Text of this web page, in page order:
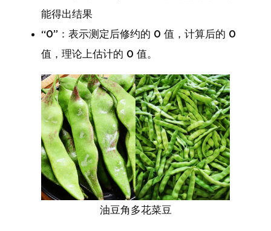
能得出结果
“0”：表示测定后修约的 0 值，计算后的 0
值，理论上估计的 0 值。
油豆角多花菜豆